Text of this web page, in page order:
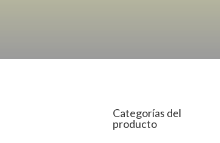
Categorías del
producto